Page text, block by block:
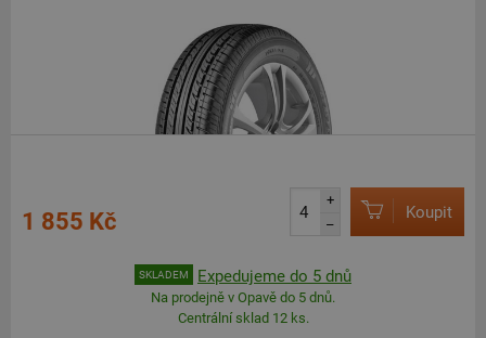
1 855 Kč
+
–
Koupit
SKLADEM Expedujeme do 5 dnů
Na prodejně v Opavě do 5 dnů.
Centrální sklad 12 ks.